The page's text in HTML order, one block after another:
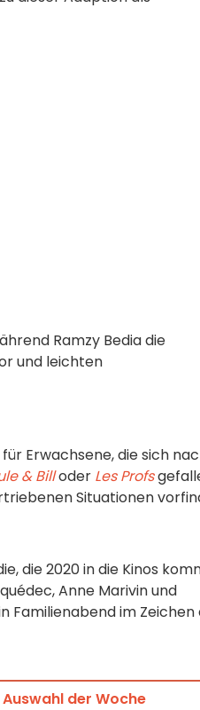
Ramzy Bedia die
und leichten
Erwachsene, die sich
& Billoder Les Profs
Situationen
die 2020 in die Kinos
Anne Marivin und
Familienabend im Zeichen
der Woche